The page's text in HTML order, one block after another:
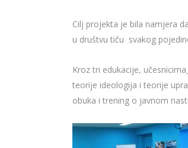
Cilj projekta je bila namjera
u društvu tiču svakog
Kroz tri edukacije,
teorije ideologija i teorije
obuka i trening o javnom